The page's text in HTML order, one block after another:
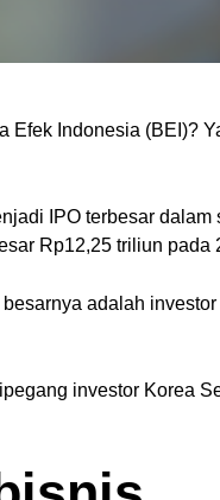
Efek Indonesia (BEI)?
IPO terbesar dalam
Rp12,25 triliun pada
adalah investor
investor Korea